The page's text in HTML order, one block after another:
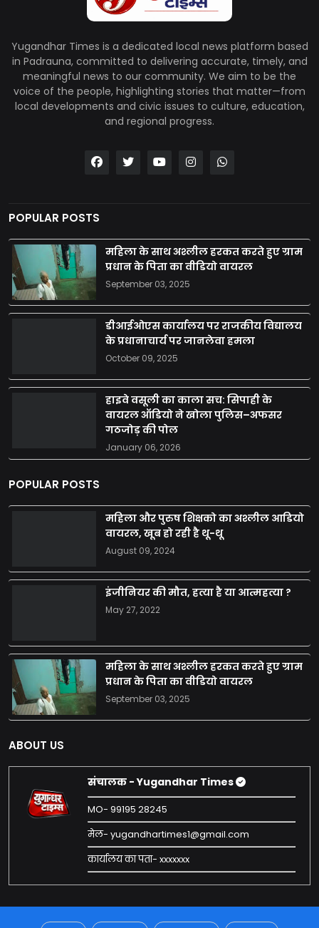
Yugandhar Times is a dedicated local news platform based
in Padrauna, committed to delivering accurate, timely, and
meaningful news to our community. We aim to be the
voice of the people, highlighting stories that matter—from
local developments and civic issues to culture, education,
and regional progress.
POPULAR POSTS
महिला के साथ अश्लील हरकत करते हुए ग्राम
प्रधान के पिता का वीडियो वायरल
September 03, 2025
डीआईओएस कार्यालय पर राजकीय विद्यालय
के प्रधानाचार्य पर जानलेवा हमला
October 09, 2025
हाइवे वसूली का काला सच: सिपाही के
वायरल ऑडियो ने खोला पुलिस–अफसर
गठजोड़ की पोल
January 06, 2026
POPULAR POSTS
महिला और पुरुष शिक्षको का अश्लील आडियो
वायरल, खूब हो रही है थू-थू
August 09, 2024
इंजीनियर की मौत, हत्या है या आत्महत्या ?
May 27, 2022
महिला के साथ अश्लील हरकत करते हुए ग्राम
प्रधान के पिता का वीडियो वायरल
September 03, 2025
ABOUT US
संचालक - Yugandhar Times
MO- 99195 28245
मेल- yugandhartimes1@gmail.com
कार्यालय का पता- xxxxxxx